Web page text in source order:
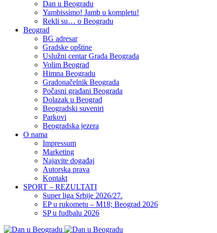
Dan u Beogradu
Yambissimo! Jamb u kompletu!
Rekli su… o Beogradu
Beograd
BG adresar
Gradske opštine
Uslužni centar Grada Beograda
Volim Beograd
Himna Beogradu
Gradonačelnik Beograda
Počasni građani Beograda
Dolazak u Beograd
Beogradski suveniri
Parkovi
Beogradska jezera
O nama
Impressum
Marketing
Najavite događaj
Autorska prava
Kontakt
SPORT – REZULTATI
Super liga Srbije 2026/27.
EP u rukometu – M18; Beograd 2026
SP u fudbalu 2026